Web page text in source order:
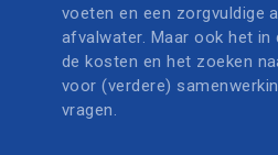
voeten en een zorgvuldige
afvalwater. Maar ook het in
de kosten en het zoeken
voor (verdere)
vragen.